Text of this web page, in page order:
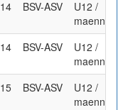
BSV-ASV
U12 /
maennlich
BSV-ASV
U12 /
maennlich
BSV-ASV
U12 /
maennlich